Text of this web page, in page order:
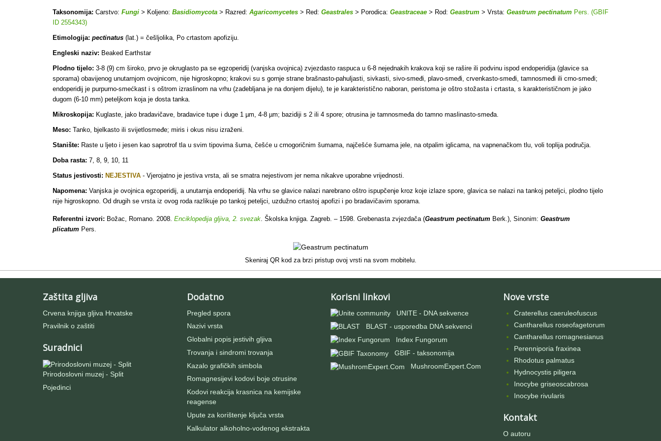
Taksonomija: Carstvo: Fungi > Koljeno: Basidiomycota > Razred: Agaricomycetes > Red: Geastrales > Porodica: Geastraceae > Rod: Geastrum > Vrsta: Geastrum pectinatum Pers. (GBIF
ID 2554343)
Etimologija: pectinatus (lat.) = češljolika, Po crtastom apofiziju.
Engleski naziv: Beaked Earthstar
Plodno tijelo: 3-8 (9) cm široko, prvo je okruglasto pa se egzoperidij (vanjska ovojnica) zvjezdasto raspuca u 6-8 nejednakih krakova koji se rašire ili podvinu ispod endoperidija (glavice sa
sporama) obavijenog unutarnjom ovojnicom, nije higroskopno; krakovi su s gornje strane brašnasto-pahuljasti, sivkasti, sivo-smeđi, plavo-smeđi, crvenkasto-smeđi, tamnosmeđi ili crno-smeđi;
endoperidij je purpurno-smećkast i s oštrom izraslinom na vrhu (zadebljana je na donjem dijelu), te je karakteristično naboran, peristoma je oštro stožasta i crtasta, s karakterističnom je jako
dugom (6-10 mm) peteljkom koja je dosta tanka.
Mikroskopija: Kuglaste, jako bradavičave, bradavice tupe i duge 1 µm, 4-8 µm; bazidiji s 2 ili 4 spore; otrusina je tamnosmeđa do tamno maslinasto-smeđa.
Meso: Tanko, bjelkasto ili svijetlosmeđe; miris i okus nisu izraženi.
Stanište: Raste u ljeto i jesen kao saprotrof tla u svim tipovima šuma, češće u crnogoričnim šumama, najčešće šumama jele, na otpalim iglicama, na vapnenačkom tlu, voli toplija područja.
Doba rasta: 7, 8, 9, 10, 11
Status jestivosti: NEJESTIVA - Vjerojatno je jestiva vrsta, ali se smatra nejestivom jer nema nikakve uporabne vrijednosti.
Napomena: Vanjska je ovojnica egzoperidij, a unutarnja endoperidij. Na vrhu se glavice nalazi narebrano oštro ispupčenje kroz koje izlaze spore, glavica se nalazi na tankoj peteljci, plodno tijelo
nije higroskopno. Od drugih se vrsta iz ovog roda razlikuje po tankoj peteljci, uzdužno crtastoj apofizi i po bradavičavim sporama.
Referentni izvori: Božac, Romano. 2008. Enciklopedija gljiva, 2. svezak . Školska knjiga. Zagreb. – 1598. Grebenasta zvjezdača (Geastrum pectinatum Berk.), Sinonim: Geastrum
plicatum Pers.
Skeniraj QR kod za brzi pristup ovoj vrsti na svom mobitelu.
Zaštita gljiva
Crvena knjiga gljiva Hrvatske
Pravilnik o zaštiti
Suradnici
Prirodoslovni muzej - Split
Pojedinci
Dodatno
Pregled spora
Nazivi vrsta
Globalni popis jestivih gljiva
Trovanja i sindromi trovanja
Kazalo grafičkih simbola
Romagnesijevi kodovi boje otrusine
Kodovi reakcija krasnica na kemijske
reagense
Upute za korištenje ključa vrsta
Kalkulator alkoholno-vodenog ekstrakta
Korisni linkovi
UNITE - DNA sekvence
BLAST - usporedba DNA sekvenci
Index Fungorum
GBIF - taksonomija
MushroomExpert.Com
Nove vrste
Craterellus caeruleofuscus
Cantharellus roseofagetorum
Cantharellus romagnesianus
Perenniporia fraxinea
Rhodotus palmatus
Hydnocystis piligera
Inocybe griseoscabrosa
Inocybe rivularis
Kontakt
O autoru